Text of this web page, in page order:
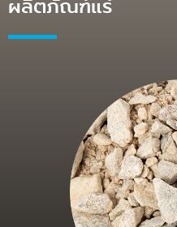
ผลิตภัณฑ์แร่